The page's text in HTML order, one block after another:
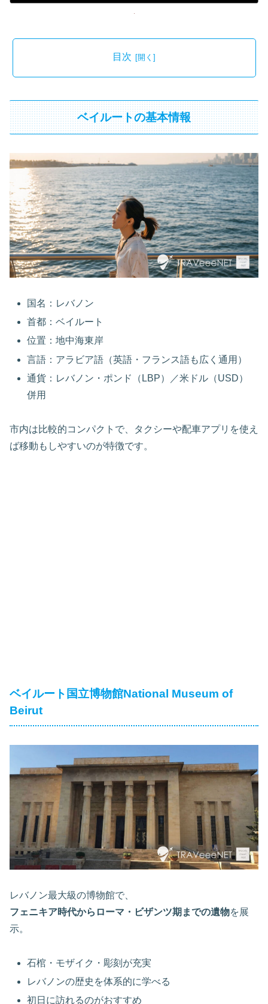
目次
ベイルートの基本情報
国名：レバノン
首都：ベイルート
位置：地中海東岸
言語：アラビア語（英語・フランス語も広く通用）
通貨：レバノン・ポンド（LBP）／米ドル（USD）
併用
市内は比較的コンパクトで、タクシーや配車アプリを使え
ば移動もしやすいのが特徴です。
ベイルート国立博物館National Museum of
Beirut
レバノン最大級の博物館で、
フェニキア時代からローマ・ビザンツ期までの遺物を展
示。
石棺・モザイク・彫刻が充実
レバノンの歴史を体系的に学べる
初日に訪れるのがおすすめ